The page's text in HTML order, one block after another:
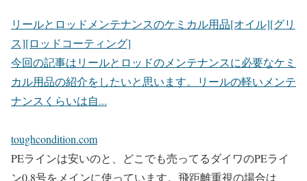
リールとロッドメンテナンスのケミカル用品[オイル][グリ
ス][ロッドコーティング]
今回の記事はリールとロッドのメンテナンスに必要なケミ
カル用品の紹介をしたいと思います。リールの軽いメンテ
ナンスくらいは自...
toughcondition.com
PEラインは安いのと、どこでも売ってるダイワのPEライ
ン0.8号をメインに使っています。飛距離重視の場合は